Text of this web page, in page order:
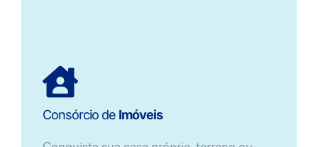
Consórcio de Imóveis